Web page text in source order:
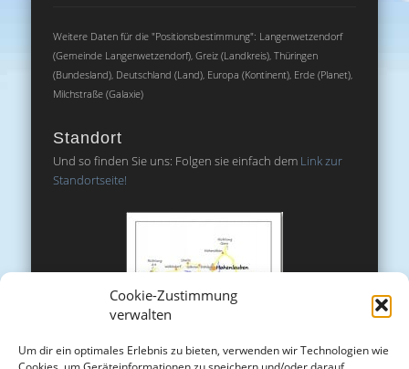
Cookie-Zustimmung
verwalten
Um dir ein optimales Erlebnis zu bieten, verwenden wir Technologien wie
Weitere Daten für die "Positionsbestimmung": Langenwetzendorf
(Gemeinde Langenwetzendorf), Greiz (Landkreis), Thüringen
(Bundesland), Deutschland (Land), Europa (Kontinent), Erde (Planet),
Milchstraße (Galaxie)
Standort
Und so finden Sie uns: Folgen sie einfach dem Link zur
Standortseite!